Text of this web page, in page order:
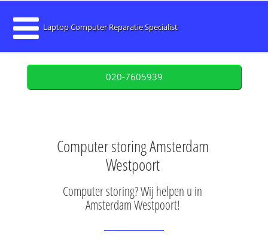
Laptop Computer Reparatie Specialist
020-7605939
Computer storing Amsterdam
Westpoort
Computer storing? Wij helpen u in
Amsterdam Westpoort!